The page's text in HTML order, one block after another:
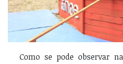
Como se pode observar